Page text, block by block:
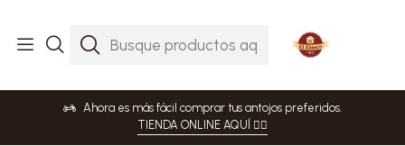
Ahora es más fácil comprar tus antojos preferidos.
TIENDA ONLINE AQUÍ 👈🏻